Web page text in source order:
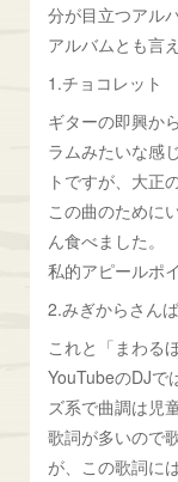
分が目立つアル
アルバムとも言
1.チョコレット
ギターの即興か
ラムみたいな感
トですが、大正
この曲のために
ん食べました。
私的アピールポ
2.みぎからさん
これと「まわる
YouTubeのDJで
ズ系で曲調は児
歌詞が多いので
が、この歌詞に